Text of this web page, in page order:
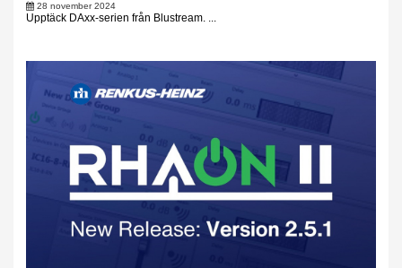
28 november 2024
Upptäck DAxx-serien från Blustream. ...